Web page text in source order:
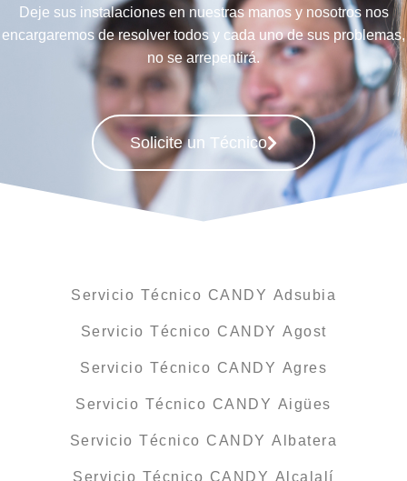
Deje sus instalaciones en nuestras manos y nosotros nos
encargaremos de resolver todos y cada uno de sus problemas,
no se arrepentirá.
Solicite un Técnico
Servicio Técnico CANDY Adsubia
Servicio Técnico CANDY Agost
Servicio Técnico CANDY Agres
Servicio Técnico CANDY Aigües
Servicio Técnico CANDY Albatera
Servicio Técnico CANDY Alcalalí